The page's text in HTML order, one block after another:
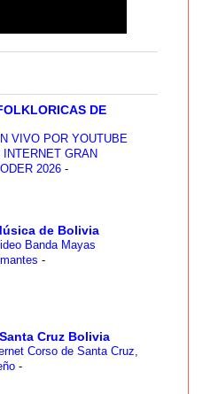
DE
VIVO POR YOUTUBE
INTERNET GRAN
2026 -
de Bolivia
Banda Mayas
-
Cruz Bolivia
Corso de Santa Cruz,
-